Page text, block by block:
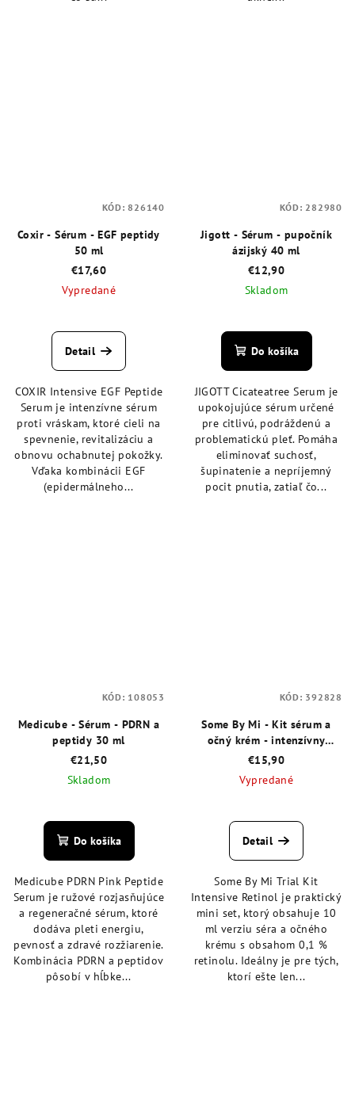
Coxir - Sérum - EGF peptidy
50 ml
€17,60
Vypredané
hodnotenie
produktu
z
5
hviezdičiek.
Detail
COXIR Intensive EGF Peptide
Serum je intenzívne sérum
proti vráskam, ktoré cieli na
spevnenie, revitalizáciu a
obnovu ochabnutej pokožky.
Vďaka kombinácii EGF
(epidermálneho...
KÓD:826140
Jigott - Sérum - pupočník
ázijský 40 ml
€12,90
Skladom
hodnotenie
produktu
z
5
hviezdičiek.
Do košíka
JIGOTT Cicateatree Serum je
upokojujúce sérum určené
pre citlivú, podráždenú a
problematickú pleť. Pomáha
eliminovať suchosť,
šupinatenie a nepríjemný
pocit pnutia, zatiaľ čo...
KÓD: 282980
Medicube - Sérum - PDRN a
peptidy 30 ml
€21,50
Skladom
hodnotenie
produktu
z
5
hviezdičiek.
Do košíka
Medicube PDRN Pink Peptide
Serum je ružové rozjasňujúce
a regeneračné sérum, ktoré
dodáva pleti energiu,
pevnosť a zdravé rozžiarenie.
Kombinácia PDRN a peptidov
pôsobí v hĺbke...
KÓD: 108053
Some By Mi - Kit sérum a
očný krém - intenzívny
retinol 10 ml
€15,90
Vypredané
hodnotenie
produktu
z
5
hviezdičiek.
Detail
Some By Mi Trial Kit
Intensive Retinol je praktický
mini set, ktorý obsahuje 10
ml verziu séra a očného
krému s obsahom 0,1 %
retinolu. Ideálny je pre tých,
ktorí ešte len...
KÓD: 392828